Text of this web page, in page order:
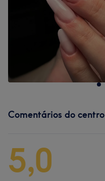
Comentários do centro
5,0